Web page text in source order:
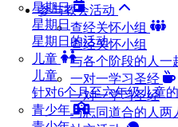
星期日
星期日
星期日的活动
儿童
儿童
针对6个月至六年级儿童的
青少年
参与教会活动
查经关怀小组
查经关怀小组
与各个阶段的人一
一对一学习圣经
一对一学习圣经
与志同道合的人两